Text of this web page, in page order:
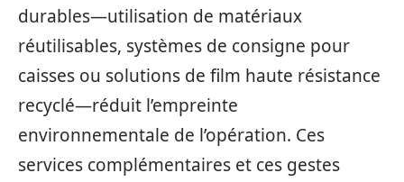
durables—utilisation de matériaux
réutilisables, systèmes de consigne pour
caisses ou solutions de film haute résistance
recyclé—réduit l’empreinte
environnementale de l’opération. Ces
services complémentaires et ces gestes